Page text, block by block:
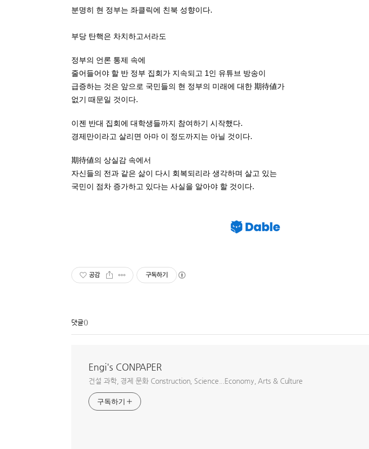
분명히 현 정부는 좌클릭에 친북 성향이다.
부당 탄핵은 차치하고서라도
정부의 언론 통제 속에
줄어들어야 할 반 정부 집회가 지속되고 1인 유튜브 방송이
급증하는 것은 앞으로 국민들의 현 정부의 미래에 대한 期待値가
없기 때문일 것이다.
이젠 반대 집회에 대학생들까지 참여하기 시작했다.
경제만이라고 살리면 아마 이 정도까지는 아닐 것이다.
期待値의 상실감 속에서
자신들의 전과 같은 삶이 다시 회복되리라 생각하며 살고 있는
국민이 점차 증가하고 있다는 사실을 알아야 할 것이다.
공감 구독하기
댓글()
Engi's CONPAPER
건설 과학, 경제 문화 Construction, Science...Economy, Arts & Culture
구독하기